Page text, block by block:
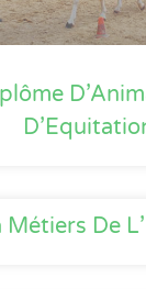
Métiers De